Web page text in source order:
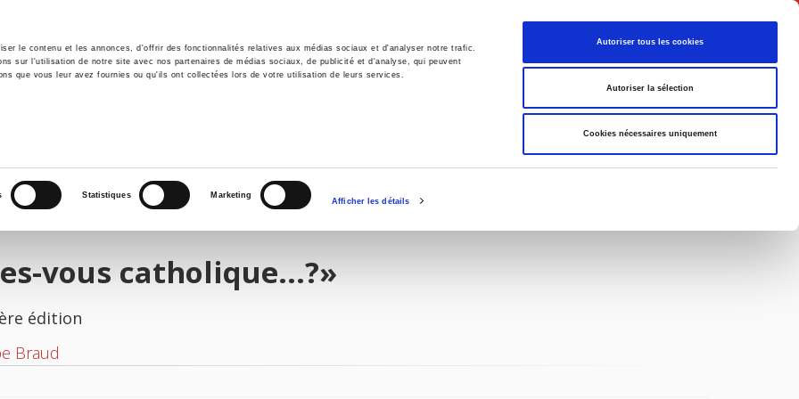
le contenu et les annonces, d'offrir des fonctionnalités relatives aux médias sociaux et d'analyser notre trafic.
sur l'utilisation de notre site avec nos partenaires de médias sociaux, de publicité et d'analyse, qui peuvent
que vous leur avez fournies ou qu'ils ont collectées lors de votre utilisation de leurs services.
Statistiques Marketing
Afficher les détails
Autoriser tous les cookies
Autoriser la sélection
Cookies nécessaires uniquement
Français
Environnement Histoire International
vous catholique...?»
édition
Braud